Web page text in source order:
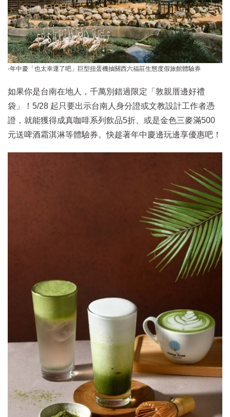
-年中慶「也太幸運了吧」巨型扭蛋機抽關西六福莊生態度假旅館體驗券
如果你是台南在地人，千萬別錯過限定「敦親厝邊好禮
袋」！5/28 起只要出示台南人身分證或文教設計工作者憑
證，就能獲得成真咖啡系列飲品5折、或是金色三麥滿500
元送啤酒霜淇淋等體驗券。快趁著年中慶邊玩邊享優惠吧！